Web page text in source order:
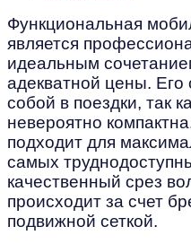
Функциональная
является
идеальным
адекватной цены. Его
собой в поездки, так
невероятно
подходит для
самых
качественный срез
происходит за счет
подвижной сеткой.